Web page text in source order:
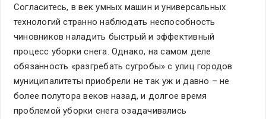
Согласитесь, в век умных машин и универсальных
технологий странно наблюдать неспособность
чиновников наладить быстрый и эффективный
процесс уборки снега. Однако, на самом деле
обязанность «разгребать сугробы» с улиц городов
муниципалитеты приобрели не так уж и давно – не
более полутора веков назад, и долгое время
проблемой уборки снега озадачивались